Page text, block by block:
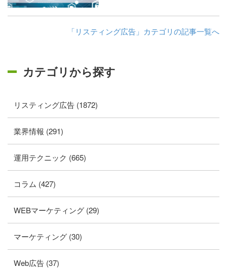
「リスティング広告」カテゴリの記事一覧へ
カテゴリから探す
リスティング広告 (1872)
業界情報 (291)
運用テクニック (665)
コラム (427)
WEBマーケティング (29)
マーケティング (30)
Web広告 (37)